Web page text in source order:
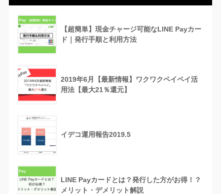
【超簡単】現金チャージ可能なLINE Payカー
ド｜発行手順と利用方法
2019年6月【最新情報】ワクワクペイペイ活
用法【最大21％還元】
イデコ運用報告2019.5
LINE Payカードとは？発行した方がお得！？
メリット・デメリット解説